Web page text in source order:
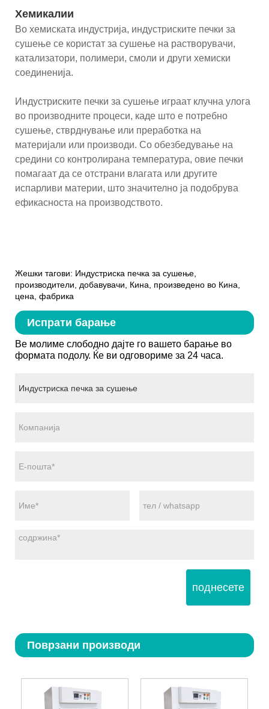
Хемикалии
Во хемиската индустрија, индустриските печки за
сушење се користат за сушење на растворувачи,
катализатори, полимери, смоли и други хемиски
соединенија.
Индустриските печки за сушење играат клучна улога
во производните процеси, каде што е потребно
сушење, стврднување или преработка на
материјали или производи. Со обезбедување на
средини со контролирана температура, овие печки
помагаат да се отстрани влагата или другите
испарливи материи, што значително ја подобрува
ефикасноста на производството.
Жешки тагови: Индустриска печка за сушење,
производители, добавувачи, Кина, произведено во Кина,
цена, фабрика
Испрати барање
Ве молиме слободно дајте го вашето барање во
формата подолу. Ќе ви одговориме за 24 часа.
поднесете
Поврзани производи